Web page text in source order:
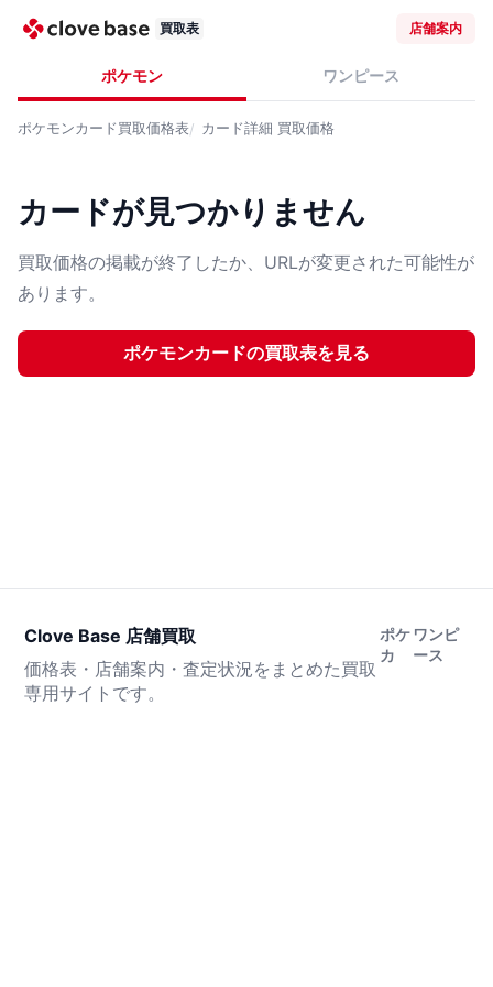
買取表 店舗案内
ポケモン ワンピース
ポケモンカード買取価格表 カード詳細 買取価格
カードが見つかりません
買取価格の掲載が終了したか、URLが変更された可能性が
あります。
ポケモンカードの買取表を見る
Clove Base 店舗買取
価格表・店舗案内・査定状況をまとめた買取
専用サイトです。
ポケ
カ
ワンピ
ース